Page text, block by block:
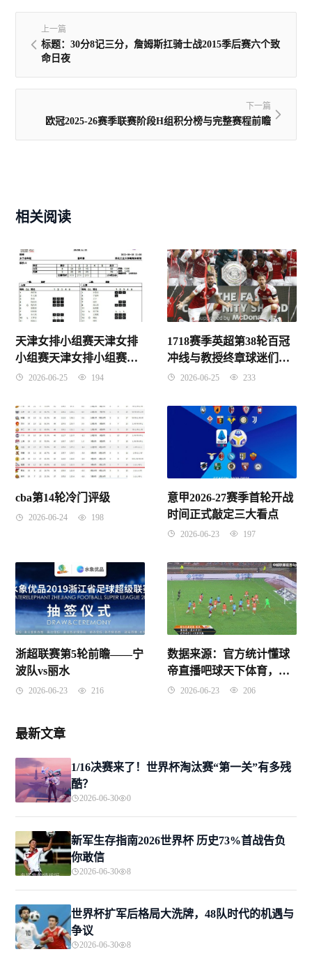
上一篇
标题：30分8记三分，詹姆斯扛骑士战2015季后赛六个致
命日夜
下一篇
欧冠2025-26赛季联赛阶段H组积分榜与完整赛程前瞻
相关阅读
天津女排小组赛天津女排
小组赛天津女排小组赛天
津vs北京
2026-06-25 194
1718赛季英超第38轮百冠
冲线与教授终章球迷们你
敢相信吗
2026-06-25 233
cba第14轮冷门评级
2026-06-24 198
意甲2026-27赛季首轮开战
时间正式敲定三大看点
2026-06-23 197
浙超联赛第5轮前瞻——宁
波队vs丽水
2026-06-23 216
数据来源：官方统计懂球
帝直播吧球天下体育，截
止4月24日。
2026-06-23 206
最新文章
1/16决赛来了！世界杯淘汰赛“第一关”有多残
酷？
2026-06-30 0
新军生存指南2026世界杯 历史73%首战告负
你敢信
2026-06-30 8
世界杯扩军后格局大洗牌，48队时代的机遇与
争议
2026-06-30 8